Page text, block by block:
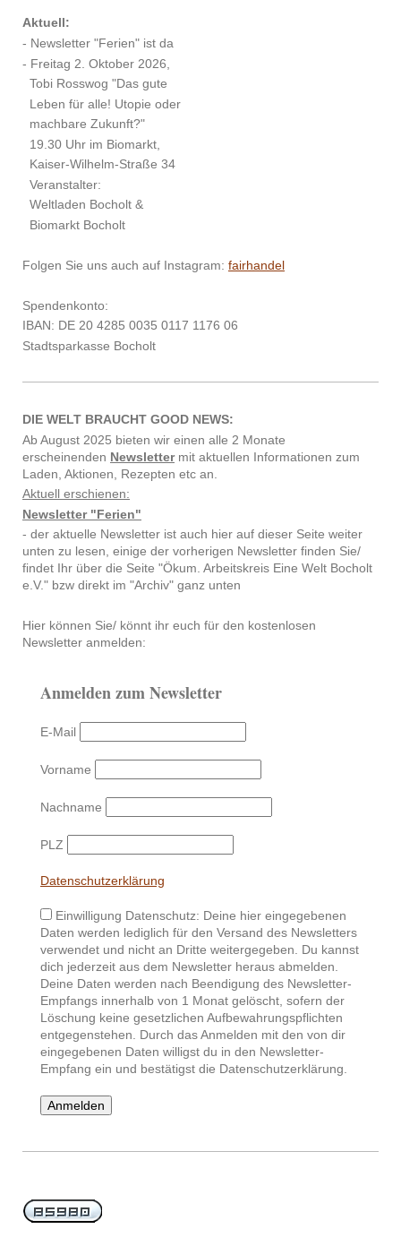
Aktuell:
- Newsletter "Ferien" ist da
- Freitag 2. Oktober 2026,
Tobi Rosswog "Das gute
Leben für alle! Utopie oder
machbare Zukunft?"
19.30 Uhr im Biomarkt,
Kaiser-Wilhelm-Straße 34
Veranstalter:
Weltladen Bocholt &
Biomarkt Bocholt
Folgen Sie uns auch auf Instagram: fairhandel
Spendenkonto:
IBAN: DE 20 4285 0035 0117 1176 06
Stadtsparkasse Bocholt
DIE WELT BRAUCHT GOOD NEWS:
Ab August 2025 bieten wir einen alle 2 Monate
erscheinenden Newslettermit aktuellen Informationen zum
Laden, Aktionen, Rezepten etc an.
Aktuell erschienen:
Newsletter "Ferien"
- der aktuelle Newsletter ist auch hier auf dieser Seite weiter
unten zu lesen, einige der vorherigen Newsletter finden Sie/
findet Ihr über die Seite "Ökum. Arbeitskreis Eine Welt Bocholt
e.V." bzw direkt im "Archiv" ganz unten
Hier können Sie/ könnt ihr euch für den kostenlosen
Newsletter anmelden:
Anmelden zum Newsletter
E-Mail
Vorname
Nachname
PLZ
Datenschutzerklärung
Einwilligung Datenschutz: Deine hier eingegebenen
Daten werden lediglich für den Versand des Newsletters
verwendet und nicht an Dritte weitergegeben. Du kannst
dich jederzeit aus dem Newsletter heraus abmelden.
Deine Daten werden nach Beendigung des Newsletter-
Empfangs innerhalb von 1 Monat gelöscht, sofern der
Löschung keine gesetzlichen Aufbewahrungspflichten
entgegenstehen. Durch das Anmelden mit den von dir
eingegebenen Daten willigst du in den Newsletter-
Empfang ein und bestätigst die Datenschutzerklärung.
Anmelden